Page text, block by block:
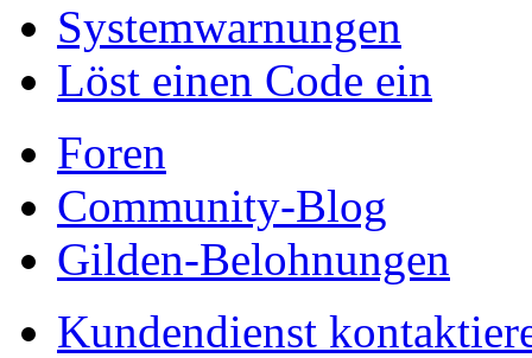
Systemwarnungen
Löst einen Code ein
Foren
Community-Blog
Gilden-Belohnungen
Kundendienst